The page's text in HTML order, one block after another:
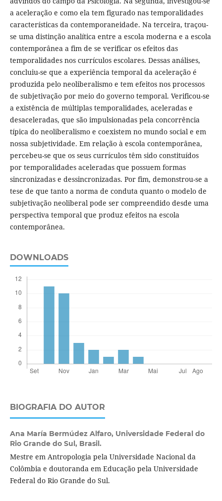
a aceleração e como ela tem figurado nas temporalidades
características da contemporaneidade. Na terceira, traçou-
se uma distinção analítica entre a escola moderna e a escola
contemporânea a fim de se verificar os efeitos das
temporalidades nos currículos escolares. Dessas análises,
concluiu-se que a experiência temporal da aceleração é
produzida pelo neoliberalismo e tem efeitos nos processos
de subjetivação por meio do governo temporal. Verificou-se
a existência de múltiplas temporalidades, aceleradas e
desaceleradas, que são impulsionadas pela concorrência
típica do neoliberalismo e coexistem no mundo social e em
nossa subjetividade. Em relação à escola contemporânea,
percebeu-se que os seus currículos têm sido constituídos
por temporalidades aceleradas que possuem formas
sincronizadas e dessincronizadas. Por fim, demonstrou-se a
tese de que tanto a norma de conduta quanto o modelo de
subjetivação neoliberal pode ser compreendido desde uma
perspectiva temporal que produz efeitos na escola
contemporânea.
DOWNLOADS
BIOGRAFIA DO AUTOR
Ana María Bermúdez Alfaro, Universidade Federal do
Rio Grande do Sul, Brasil.
Mestre em Antropologia pela Universidade Nacional da
Colômbia e doutoranda em Educação pela Universidade
Federal do Rio Grande do Sul.